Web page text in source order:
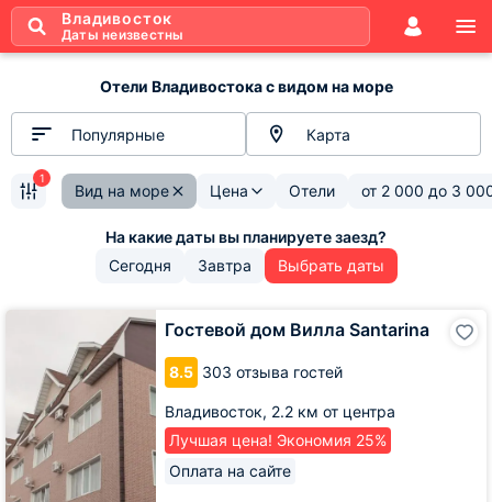
Владивосток
Даты неизвестны
Отели Владивостока с видом на море
Популярные Карта
Вид на море Цена Отели от 2 000 до 3
1
Сегодня Завтра Выбрать даты
Гостевой дом Вилла Santarina
8.5 303 отзыва гостей
Владивосток, 2.2 км от центра
Лучшая цена! Экономия 25%
Оплата на сайте
Santarina